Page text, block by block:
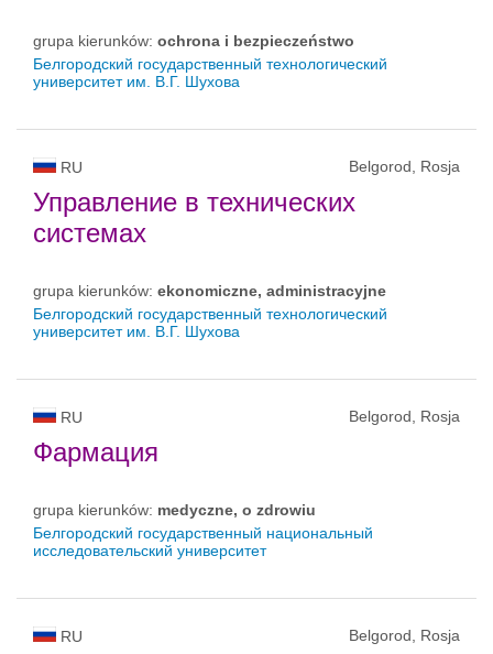
grupa kierunków: ochrona i bezpieczeństwo
Белгородский государственный технологический
университет им. В.Г. Шухова
RU Belgorod, Rosja
Управление в технических
системах
grupa kierunków: ekonomiczne, administracyjne
Белгородский государственный технологический
университет им. В.Г. Шухова
RU Belgorod, Rosja
Фармация
grupa kierunków: medyczne, o zdrowiu
Белгородский государственный национальный
исследовательский университет
RU Belgorod, Rosja